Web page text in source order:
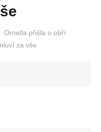
Ornella přišla o obří
za vše